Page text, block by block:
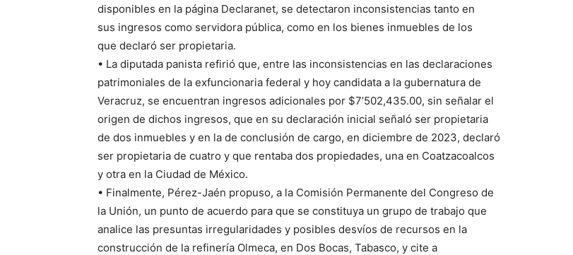
disponibles en la página Declaranet, se detectaron inconsistencias tanto en
sus ingresos como servidora pública, como en los bienes inmuebles de los
que declaró ser propietaria.
• La diputada panista refirió que, entre las inconsistencias en las declaraciones
patrimoniales de la exfuncionaria federal y hoy candidata a la gubernatura de
Veracruz, se encuentran ingresos adicionales por $7’502,435.00, sin señalar el
origen de dichos ingresos, que en su declaración inicial señaló ser propietaria
de dos inmuebles y en la de conclusión de cargo, en diciembre de 2023, declaró
ser propietaria de cuatro y que rentaba dos propiedades, una en Coatzacoalcos
y otra en la Ciudad de México.
• Finalmente, Pérez-Jaén propuso, a la Comisión Permanente del Congreso de
la Unión, un punto de acuerdo para que se constituya un grupo de trabajo que
analice las presuntas irregularidades y posibles desvíos de recursos en la
construcción de la refinería Olmeca, en Dos Bocas, Tabasco, y cite a